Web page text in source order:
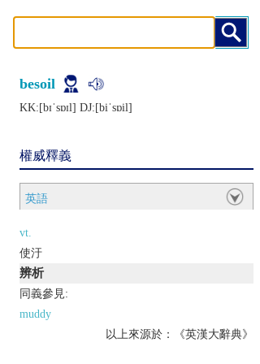
besoil
KK:[bɪˈsɒɪl] DJ:[biˈsɒil]
權威釋義
英語
vt.
使汙
辨析
同義參見:
muddy
以上來源於：《英漢大辭典》